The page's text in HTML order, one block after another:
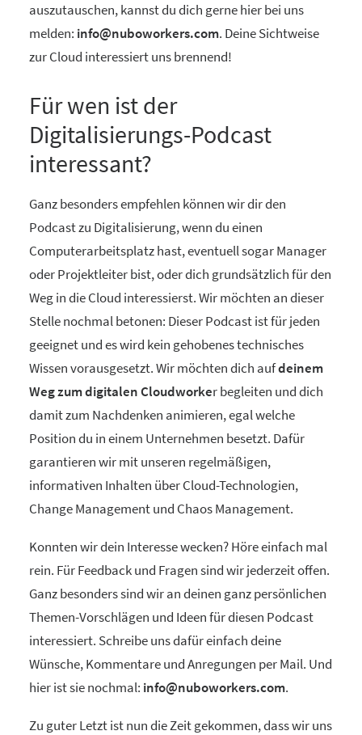
auszutauschen, kannst du dich gerne hier bei uns
melden: info@nuboworkers.com. Deine Sichtweise
zur Cloud interessiert uns brennend!
Für wen ist der
Digitalisierungs-Podcast
interessant?
Ganz besonders empfehlen können wir dir den
Podcast zu Digitalisierung, wenn du einen
Computerarbeitsplatz hast, eventuell sogar Manager
oder Projektleiter bist, oder dich grundsätzlich für den
Weg in die Cloud interessierst. Wir möchten an dieser
Stelle nochmal betonen: Dieser Podcast ist für jeden
geeignet und es wird kein gehobenes technisches
Wissen vorausgesetzt. Wir möchten dich aufdeinem
Weg zum digitalen Cloudworker begleiten und dich
damit zum Nachdenken animieren, egal welche
Position du in einem Unternehmen besetzt. Dafür
garantieren wir mit unseren regelmäßigen,
informativen Inhalten über Cloud-Technologien,
Change Management und Chaos Management.
Konnten wir dein Interesse wecken? Höre einfach mal
rein. Für Feedback und Fragen sind wir jederzeit offen.
Ganz besonders sind wir an deinen ganz persönlichen
Themen-Vorschlägen und Ideen für diesen Podcast
interessiert. Schreibe uns dafür einfach deine
Wünsche, Kommentare und Anregungen per Mail. Und
hier ist sie nochmal: info@nuboworkers.com.
Zu guter Letzt ist nun die Zeit gekommen, dass wir uns